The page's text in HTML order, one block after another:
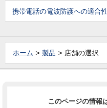
携帯電話の電波防護への適合
ホーム 製品 店舗の選択
このページの情報